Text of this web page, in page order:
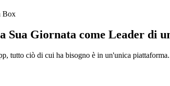
Box
Sua Giornata come Leader di
tutto ciò di cui ha bisogno è in un'unica piattaforma.